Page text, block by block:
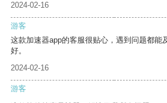
2024-02-16
游客
这款加速器app的客服很贴心，遇到问题都能
好。
2024-02-16
游客